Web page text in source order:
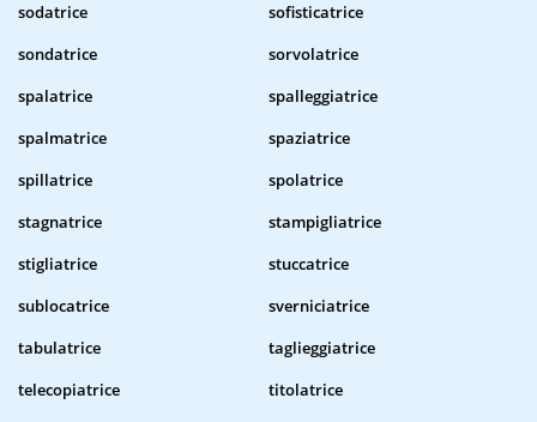
sodatrice
sofisticatrice
sondatrice
sorvolatrice
spalatrice
spalleggiatrice
spalmatrice
spaziatrice
spillatrice
spolatrice
stagnatrice
stampigliatrice
stigliatrice
stuccatrice
sublocatrice
sverniciatrice
tabulatrice
taglieggiatrice
telecopiatrice
titolatrice